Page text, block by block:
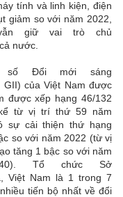
tính và linh kiện, điện
giảm so với năm 2022,
giữ vai trò chủ
nước.
số Đổi mới sáng
của Việt Nam được
được xếp hạng 46/132
từ vị trí thứ 59 năm
sự cải thiện thứ hạng
so với năm 2022 (từ vị
tăng 1 bậc so với năm
Tổ chức Sở
Việt Nam là 1 trong 7
tiến bộ nhất về đổi